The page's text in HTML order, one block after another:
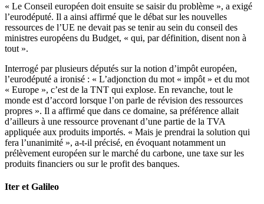
« Le Conseil européen doit ensuite se saisir du problème », a exigé
l’eurodéputé. Il a ainsi affirmé que le débat sur les nouvelles
ressources de l’UE ne devait pas se tenir au sein du conseil des
ministres européens du Budget, « qui, par définition, disent non à
tout ».
Interrogé par plusieurs députés sur la notion d’impôt européen,
l’eurodéputé a ironisé : « L’adjonction du mot « impôt » et du mot
« Europe », c’est de la TNT qui explose. En revanche, tout le
monde est d’accord lorsque l’on parle de révision des ressources
propres ». Il a affirmé que dans ce domaine, sa préférence allait
d’ailleurs à une ressource provenant d’une partie de la TVA
appliquée aux produits importés. « Mais je prendrai la solution qui
fera l’unanimité », a-t-il précisé, en évoquant notamment un
prélèvement européen sur le marché du carbone, une taxe sur les
produits financiers ou sur le profit des banques.
Iter et Galileo